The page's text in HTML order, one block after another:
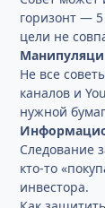
горизонт —
цели не
Не все
каналов и
нужной
Следование
кто-то
инвестора.